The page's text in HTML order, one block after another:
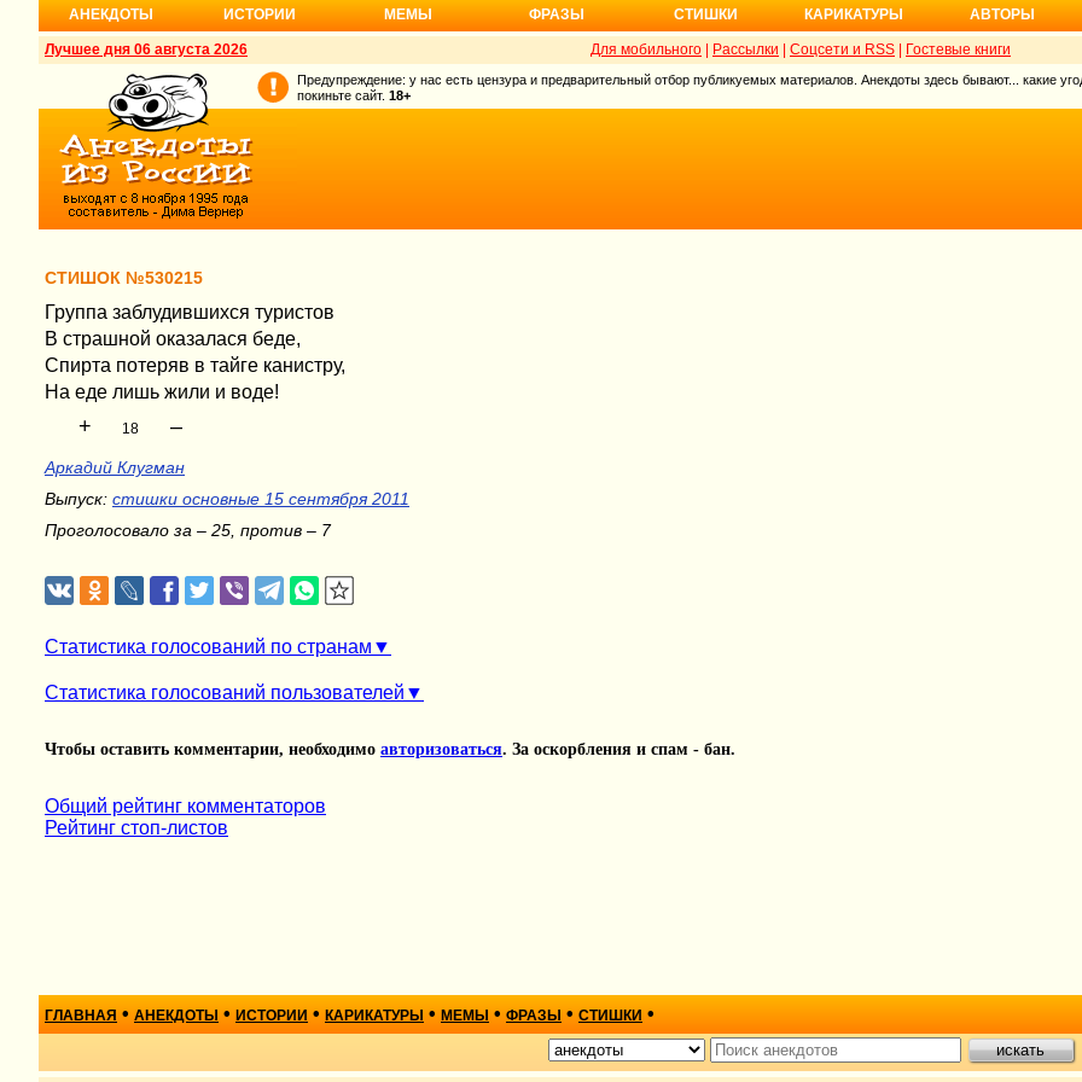
АНЕКДОТЫ ИСТОРИИ МЕМЫ ФРАЗЫ СТИШКИ КАРИКАТУРЫ АВТОРЫ
Лучшее дня 06 августа 2026 Для мобильного Рассылки Соцсети и RSS Гостевые книги
Предупреждение: у нас есть цензура и предварительный отбор публикуемых материалов. Анекдоты здесь бывают... какие
покиньте сайт. 18+
СТИШОК №530215
Группа заблудившихся туристов
В страшной оказалася беде,
Спирта потеряв в тайге канистру,
На еде лишь жили и воде!
+ 18 –
Аркадий Клугман
Выпуск: стишки основные 15 сентября 2011
Проголосовало за – 25, против – 7
Статистика голосований по странам
Статистика голосований пользователей
Чтобы оставить комментарии, необходимо авторизоваться. За оскорбления и спам - бан.
Общий рейтинг комментаторов
Рейтинг стоп-листов
ГЛАВНАЯ • АНЕКДОТЫ • ИСТОРИИ • КАРИКАТУРЫ • МЕМЫ • ФРАЗЫ • СТИШКИ •